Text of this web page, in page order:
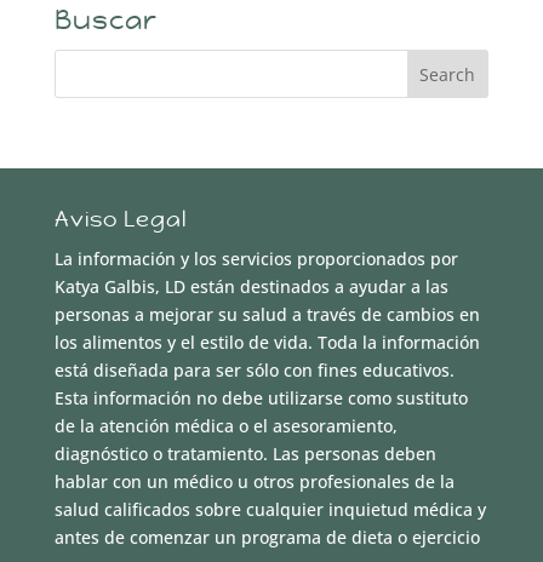
Buscar
Aviso Legal
La información y los servicios proporcionados por
Katya Galbis, LD están destinados a ayudar a las
personas a mejorar su salud a través de cambios en
los alimentos y el estilo de vida. Toda la información
está diseñada para ser sólo con fines educativos.
Esta información no debe utilizarse como sustituto
de la atención médica o el asesoramiento,
diagnóstico o tratamiento. Las personas deben
hablar con un médico u otros profesionales de la
salud calificados sobre cualquier inquietud médica y
antes de comenzar un programa de dieta o ejercicio